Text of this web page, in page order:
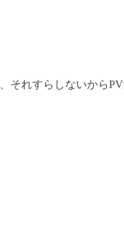
それすらしないから